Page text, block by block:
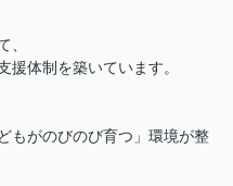
、
援体制を築いています。
もがのびのび育つ」環境が整